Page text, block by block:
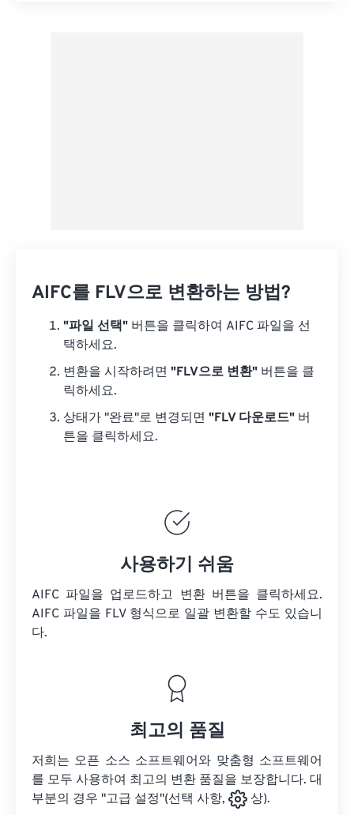
AIFC를 FLV으로 변환하는 방법?
"파일 선택" 버튼을 클릭하여 AIFC 파일을 선
택하세요.
변환을 시작하려면 "FLV으로 변환" 버튼을 클
릭하세요.
상태가 "완료"로 변경되면 "FLV 다운로드" 버
튼을 클릭하세요.
사용하기 쉬움
AIFC 파일을 업로드하고 변환 버튼을 클릭하세요.
AIFC 파일을 FLV 형식으로 일괄 변환할 수도 있습니
다.
최고의 품질
저희는 오픈 소스 소프트웨어와 맞춤형 소프트웨어
를 모두 사용하여 최고의 변환 품질을 보장합니다. 대
부분의 경우 "고급 설정"(선택 사항,
상).